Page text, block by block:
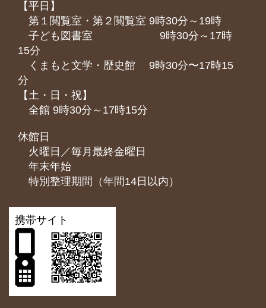
【平日】
第１閲覧室・第２閲覧室 9時30分～19時
子ども図書室 9時30分～17時
15分
くまもと⽂学・歴史館 9時30分〜17時15
分
【土・日・祝】
全館 9時30分～17時15分
休館日
火曜日／毎月最終金曜日
年末年始
特別整理期間（年間14日以内）
携帯サイト